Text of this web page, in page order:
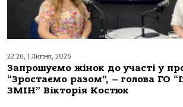
22:26, 1 Липня, 2026
Запрошуємо жінок до участі у
“Зростаємо разом”, – голова ГО
ЗМІН” Вікторія Костюк